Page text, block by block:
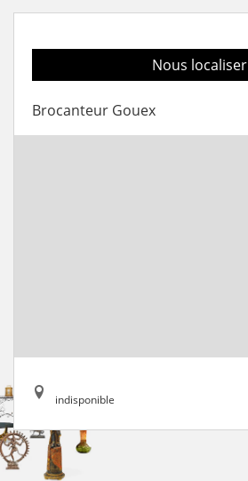
Nous localiser
Brocanteur Gouex
indisponible